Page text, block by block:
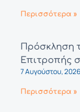
Περισσότερα »
Πρόσκληση
Επιτροπής
7 Αυγούστου, 2026
Περισσότερα »